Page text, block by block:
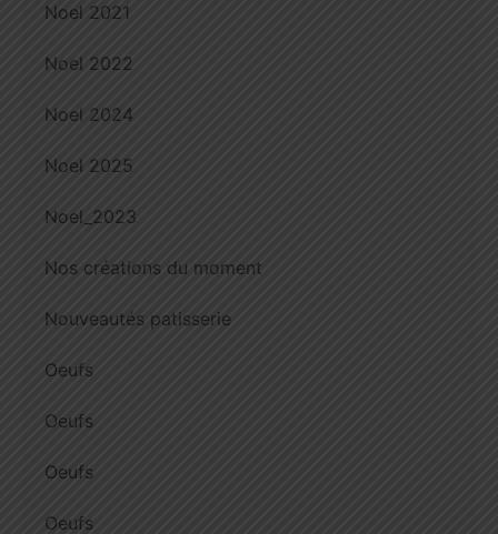
Noel 2021
Noel 2022
Noel 2024
Noel 2025
Noel_2023
Nos créations du moment
Nouveautés patisserie
Oeufs
Oeufs
Oeufs
Oeufs